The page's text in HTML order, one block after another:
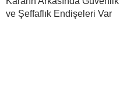
ve Şeffaflık Endişeleri Var